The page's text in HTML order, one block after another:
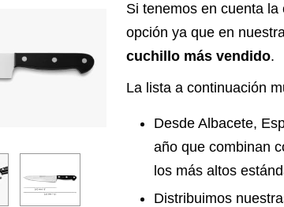
Si tenemos en cuenta
opción ya que en
cuchillo más vendido.
La lista a continuación
Desde Albacete,
año que combinan
los más altos
Distribuimos